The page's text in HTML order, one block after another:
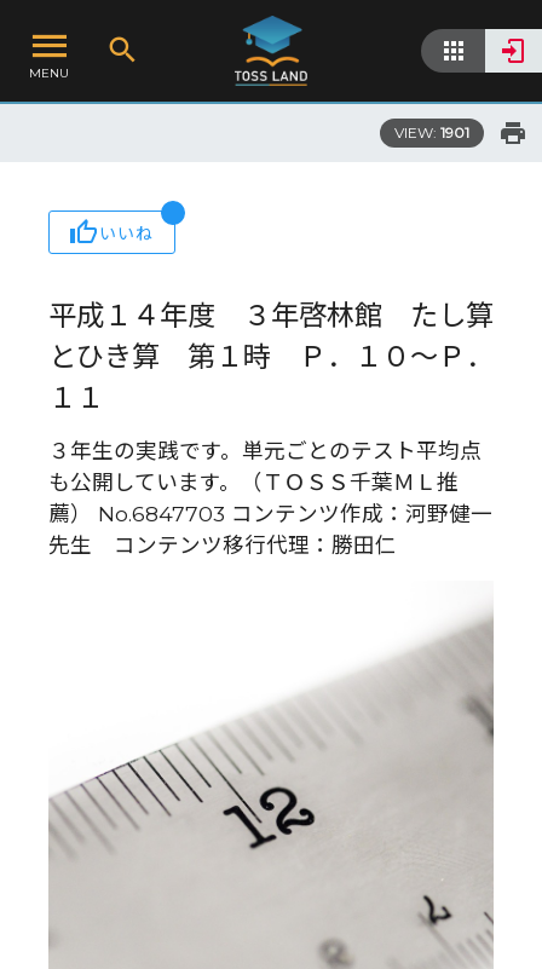
MENU
VIEW: 1901
いいね
平成１４年度 ３年啓林館 たし算
とひき算 第１時 Ｐ．１０～Ｐ．
１１
３年生の実践です。単元ごとのテスト平均点
も公開しています。（ＴＯＳＳ千葉ＭＬ推
薦） No.6847703 コンテンツ作成：河野健一
先生 コンテンツ移行代理：勝田仁